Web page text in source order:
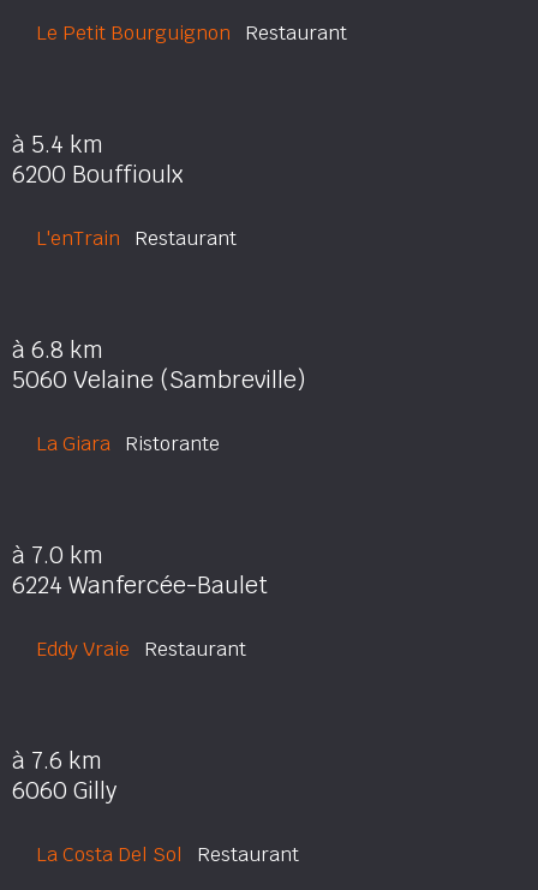
Le Petit Bourguignon Restaurant
à 5.4 km
6200 Bouffioulx
L'enTrain Restaurant
à 6.8 km
5060 Velaine (Sambreville)
La Giara Ristorante
à 7.0 km
6224 Wanfercée-Baulet
Eddy Vraie Restaurant
à 7.6 km
6060 Gilly
La Costa Del Sol Restaurant